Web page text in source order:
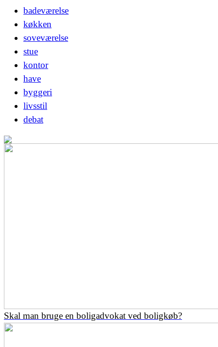
badeværelse
køkken
soveværelse
stue
kontor
have
byggeri
livsstil
debat
Skal man bruge en boligadvokat ved boligkøb?